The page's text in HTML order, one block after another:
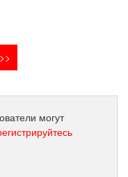
могут